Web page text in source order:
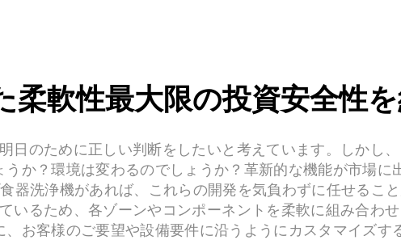
柔軟性最大限の投資安全性
日のために正しい判断をしたいと考えています。しかし
か？環境は変わるのでしょうか？革新的な機能が市場に
器洗浄機があれば、これらの開発を気負わずに任せるこ
いるため、各ゾーンやコンポーネントを柔軟に組み合わ
お客様のご要望や設備要件に沿うようにカスタマイズす